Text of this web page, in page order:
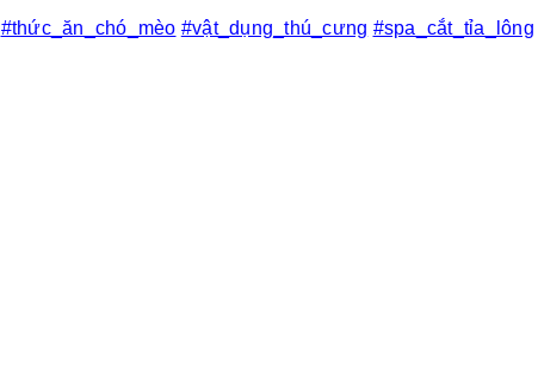
#thức_ăn_chó_mèo #vật_dụng_thú_cưng #spa_cắt_tỉa_lông